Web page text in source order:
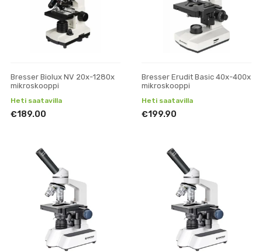
Bresser Biolux NV 20x-1280x
mikroskooppi
Heti saatavilla
€189.00
Bresser Erudit Basic 40x-400x
mikroskooppi
Heti saatavilla
€199.90